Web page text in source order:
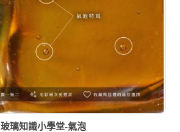
玻璃知識小學堂-氣泡